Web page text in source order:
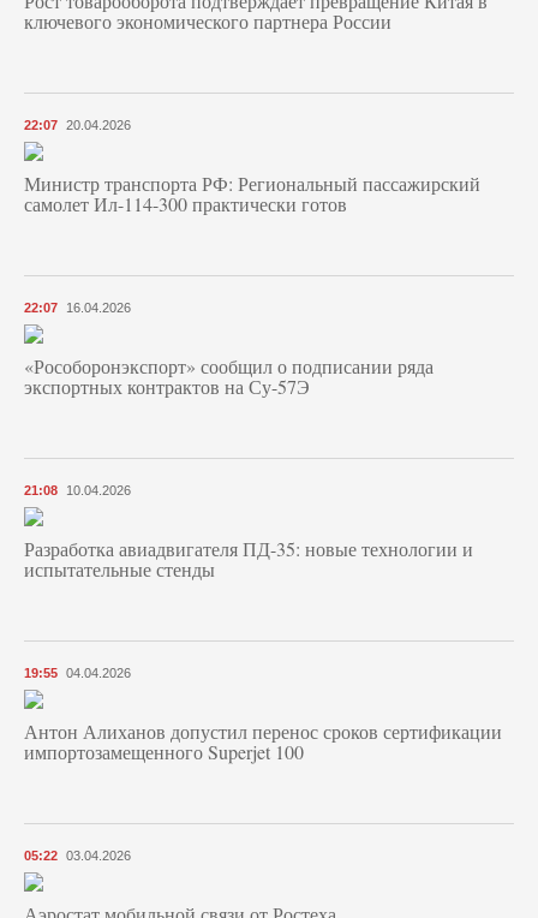
ключевого экономического партнера России
22:07 20.04.2026
Министр транспорта РФ: Региональный пассажирский
самолет Ил-114-300 практически готов
22:07 16.04.2026
«Рособоронэкспорт» сообщил о подписании ряда
экспортных контрактов на Су-57Э
21:08 10.04.2026
Разработка авиадвигателя ПД-35: новые технологии и
испытательные стенды
19:55 04.04.2026
Антон Алиханов допустил перенос сроков сертификации
импортозамещенного Superjet 100
05:22 03.04.2026